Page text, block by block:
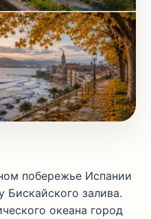
побережье Испании
Бискайского залива.
океана город